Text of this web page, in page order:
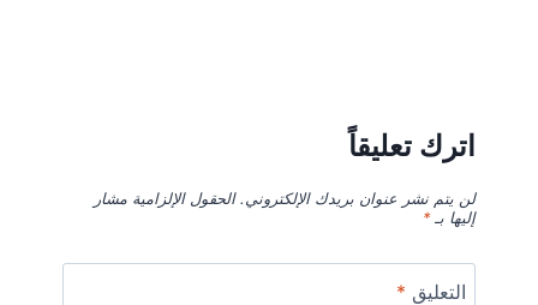
اترك تعليقاً
لن يتم نشر عنوان بريدك الإلكتروني. الحقول الإلزامية مشار
إليها بـ*
التعليق *